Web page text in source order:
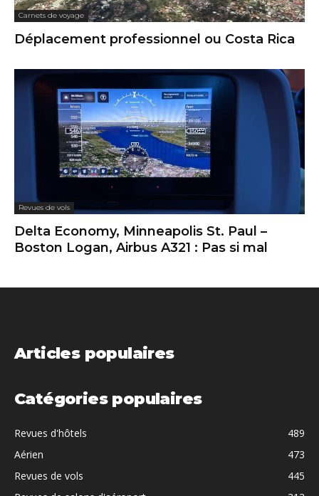
Carnets de voyage
Déplacement professionnel ou Costa Rica
Revues de vols
Delta Economy, Minneapolis St. Paul –
Boston Logan, Airbus A321 : Pas si mal
Articles populaires
Catégories populaires
Revues d'hôtels
489
Aérien
473
Revues de vols
445